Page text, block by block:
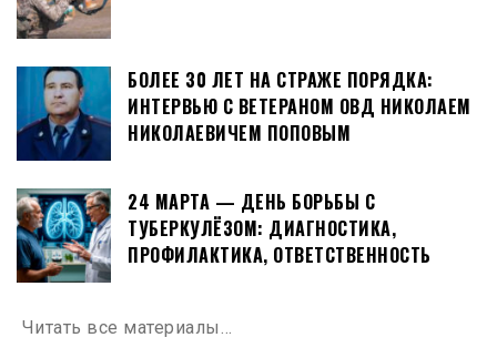
БОЛЕЕ 30 ЛЕТ НА СТРАЖЕ ПОРЯДКА:
ИНТЕРВЬЮ С ВЕТЕРАНОМ ОВД НИКОЛАЕМ
НИКОЛАЕВИЧЕМ ПОПОВЫМ
24 МАРТА — ДЕНЬ БОРЬБЫ С
ТУБЕРКУЛЁЗОМ: ДИАГНОСТИКА,
ПРОФИЛАКТИКА, ОТВЕТСТВЕННОСТЬ
Читать все материалы…